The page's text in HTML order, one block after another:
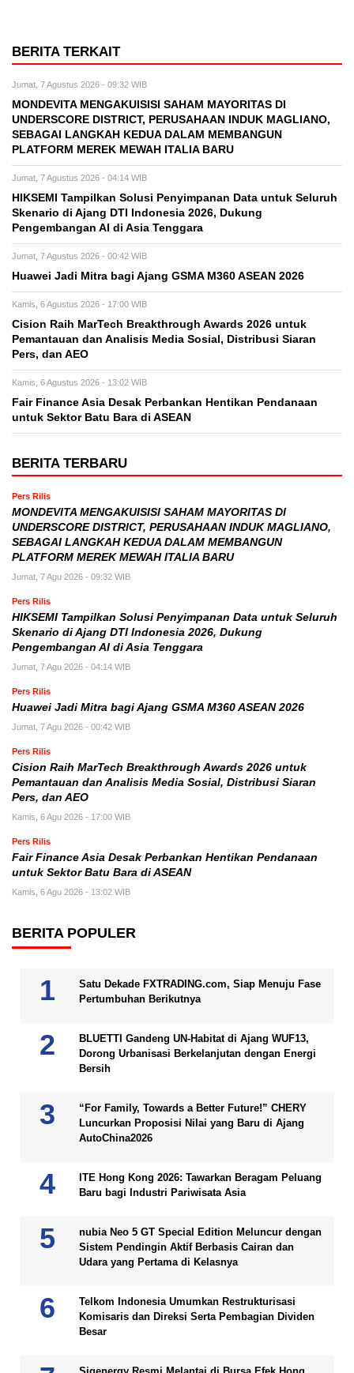
BERITA TERKAIT
Jumat, 7 Agustus 2026 - 09:32 WIB
MONDEVITA MENGAKUISISI SAHAM MAYORITAS DI
UNDERSCORE DISTRICT, PERUSAHAAN INDUK MAGLIANO,
SEBAGAI LANGKAH KEDUA DALAM MEMBANGUN
PLATFORM MEREK MEWAH ITALIA BARU
Jumat, 7 Agustus 2026 - 04:14 WIB
HIKSEMI Tampilkan Solusi Penyimpanan Data untuk Seluruh
Skenario di Ajang DTI Indonesia 2026, Dukung
Pengembangan AI di Asia Tenggara
Jumat, 7 Agustus 2026 - 00:42 WIB
Huawei Jadi Mitra bagi Ajang GSMA M360 ASEAN 2026
Kamis, 6 Agustus 2026 - 17:00 WIB
Cision Raih MarTech Breakthrough Awards 2026 untuk
Pemantauan dan Analisis Media Sosial, Distribusi Siaran
Pers, dan AEO
Kamis, 6 Agustus 2026 - 13:02 WIB
Fair Finance Asia Desak Perbankan Hentikan Pendanaan
untuk Sektor Batu Bara di ASEAN
BERITA TERBARU
Pers Rilis
MONDEVITA MENGAKUISISI SAHAM MAYORITAS DI
UNDERSCORE DISTRICT, PERUSAHAAN INDUK MAGLIANO,
SEBAGAI LANGKAH KEDUA DALAM MEMBANGUN
PLATFORM MEREK MEWAH ITALIA BARU
Jumat, 7 Agu 2026 - 09:32 WIB
Pers Rilis
HIKSEMI Tampilkan Solusi Penyimpanan Data untuk Seluruh
Skenario di Ajang DTI Indonesia 2026, Dukung
Pengembangan AI di Asia Tenggara
Jumat, 7 Agu 2026 - 04:14 WIB
Pers Rilis
Huawei Jadi Mitra bagi Ajang GSMA M360 ASEAN 2026
Jumat, 7 Agu 2026 - 00:42 WIB
Pers Rilis
Cision Raih MarTech Breakthrough Awards 2026 untuk
Pemantauan dan Analisis Media Sosial, Distribusi Siaran
Pers, dan AEO
Kamis, 6 Agu 2026 - 17:00 WIB
Pers Rilis
Fair Finance Asia Desak Perbankan Hentikan Pendanaan
untuk Sektor Batu Bara di ASEAN
Kamis, 6 Agu 2026 - 13:02 WIB
BERITA POPULER
Satu Dekade FXTRADING.com, Siap Menuju Fase
Pertumbuhan Berikutnya
BLUETTI Gandeng UN-Habitat di Ajang WUF13,
Dorong Urbanisasi Berkelanjutan dengan Energi
Bersih
“For Family, Towards a Better Future!” CHERY
Luncurkan Proposisi Nilai yang Baru di Ajang
AutoChina2026
ITE Hong Kong 2026: Tawarkan Beragam Peluang
Baru bagi Industri Pariwisata Asia
nubia Neo 5 GT Special Edition Meluncur dengan
Sistem Pendingin Aktif Berbasis Cairan dan
Udara yang Pertama di Kelasnya
Telkom Indonesia Umumkan Restrukturisasi
Komisaris dan Direksi Serta Pembagian Dividen
Besar